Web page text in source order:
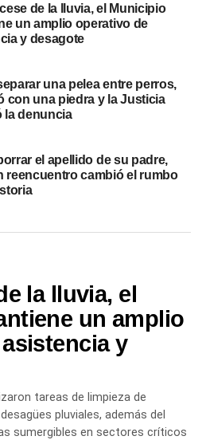
de la lluvia, el Municipio
un amplio operativo de
y desagote
una pelea entre perros,
con una piedra y la Justicia
la denuncia
el apellido de su padre,
reencuentro cambió el rumbo
la lluvia, el
un amplio
y
tareas de limpieza de
pluviales, además del
sumergibles en sectores críticos